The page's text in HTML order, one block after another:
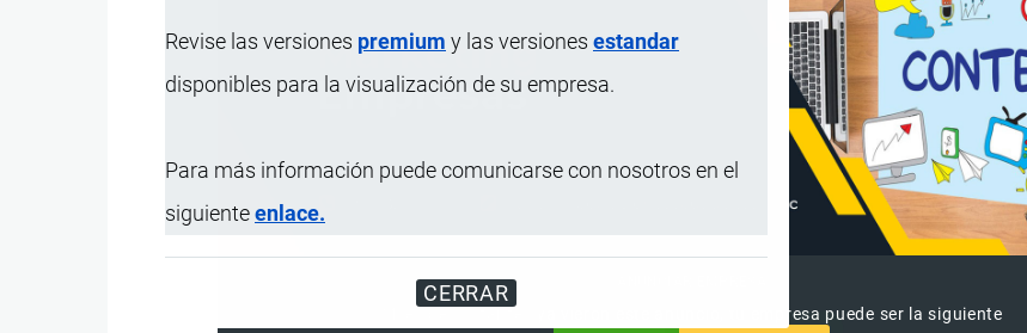
Revise las versiones premium y las versiones estandar
disponibles para la visualización de su empresa.
Para más información puede comunicarse con nosotros en el
siguienteenlace.
CERRAR
Miles de visitantes ya vieron este anuncio, tu empresa puede ser la siguiente